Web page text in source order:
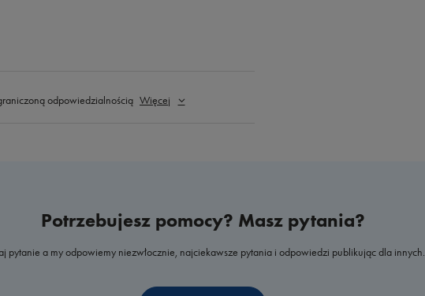
odpowiedzialnością Więcej
Potrzebujesz pomocy? Masz pytania?
pytanie a my odpowiemy niezwłocznie, najciekawsze pytania i odpowiedzi publikując dla innych.